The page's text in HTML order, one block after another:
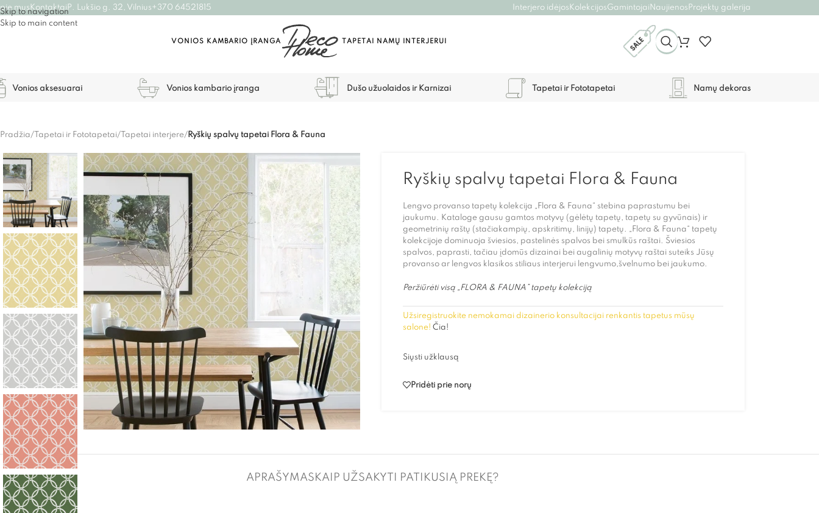
Skip to navigation
Skip to main content
mus Kontaktai P. Lukšio g. 32, Vilnius +370 64521815 Interjero idėjos KolekcijosGamintojai Naujienos Projektų galerija
VONIOS KAMBARIO ĮRANGA TAPETAI NAMŲ INTERJERUI
Vonios aksesuarai Vonios kambario įranga Dušo užuolaidos ir Karnizai Tapetai ir Fototapetai Namų dekoras
Pradžia/ Tapetai ir Fototapetai/ Tapetai interjere/ Ryškių spalvų tapetai Flora & Fauna
Ryškių spalvų tapetai Flora & Fauna
Lengvo provanso tapetų kolekcija „Flora & Fauna“ stebina paprastumu bei
jaukumu. Kataloge gausu gamtos motyvų (gėlėtų tapetų, tapetų su gyvūnais) ir
geometrinių raštų (stačiakampių, apskritimų, linijų) tapetų. „Flora & Fauna“ tapetų
kolekcijoje dominuoja šviesios, pastelinės spalvos bei smulkūs raštai. Šviesios
spalvos, paprasti, tačiau įdomūs dizainai bei augalinių motyvų raštai suteiks Jūsų
provanso ar lengvos klasikos stiliaus interjerui lengvumo,švelnumo bei jaukumo.
Peržiūrėti visą „FLORA & FAUNA” tapetų kolekciją
Užsiregistruokite nemokamai dizainerio konsultacijai renkantis tapetus mūsų
salone! Čia!
Siųsti užklausą
Pridėti prie norų
APRAŠYMAS KAIP UŽSAKYTI PATIKUSIĄ PREKĘ?